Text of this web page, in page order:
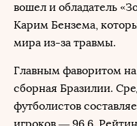
вошел и обладатель
Карим Бензема,
мира из-за травмы.
Главным фаворитом
сборная Бразилии.
футболистов